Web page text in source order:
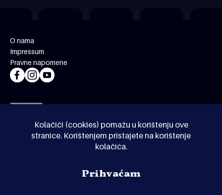
Kolačići (cookies) pomažu u korištenju ove
stranice. Korištenjem pristajete na korištenje
kolačića.
Prihvaćam
O nama
Impressum
Pravne napomene
© Kinoholik 2026. Kinoholik nije organizator programa.
Organizatori zadržavaju pravo izmjene programa.